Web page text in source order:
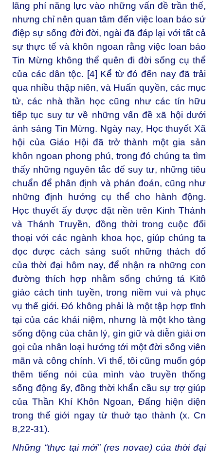
lãng phí năng lực vào những vấn đề trần thế,
nhưng chỉ nên quan tâm đến việc loan báo sứ
điệp sự sống đời đời, ngài đã đáp lại với tất cả
sự thực tế và khôn ngoan rằng việc loan báo
Tin Mừng không thể quên đi đời sống cụ thể
của các dân tộc. [4] Kể từ đó đến nay đã trải
qua nhiều thập niên, và Huấn quyền, các mục
tử, các nhà thần học cũng như các tín hữu
tiếp tục suy tư về những vấn đề xã hội dưới
ánh sáng Tin Mừng. Ngày nay, Học thuyết Xã
hội của Giáo Hội đã trở thành một gia sản
khôn ngoan phong phú, trong đó chúng ta tìm
thấy những nguyên tắc để suy tư, những tiêu
chuẩn để phân định và phán đoán, cũng như
những định hướng cụ thể cho hành động.
Học thuyết ấy được đặt nền trên Kinh Thánh
và Thánh Truyền, đồng thời trong cuộc đối
thoại với các ngành khoa học, giúp chúng ta
đọc được cách sáng suốt những thách đố
của thời đại hôm nay, để nhận ra những con
đường thích hợp nhằm sống chứng tá Kitô
giáo cách tinh tuyền, trong niềm vui và phục
vụ thế giới. Đó không phải là một tập hợp tĩnh
tại của các khái niệm, nhưng là một kho tàng
sống động của chân lý, gìn giữ và diễn giải ơn
gọi của nhân loại hướng tới một đời sống viên
mãn và công chính. Vì thế, tôi cũng muốn góp
thêm tiếng nói của mình vào truyền thống
sống động ấy, đồng thời khẩn cầu sự trợ giúp
của Thần Khí Khôn Ngoan, Đấng hiện diện
trong thế giới ngay từ thuở tạo thành (x. Cn
8,22-31).
Những “thực tại mới” (res novae) của thời đại